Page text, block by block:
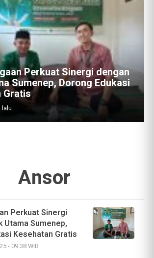
Perkuat Sinergi dengan
Sumenep, Dorong Edukasi
Gratis
lalu
Ansor
Perkuat Sinergi
Utama Sumenep,
Kesehatan Gratis
- 09:38 WIB